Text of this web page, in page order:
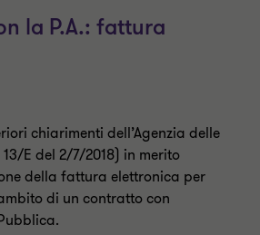
la P.A.: fattura
chiarimenti dell’Agenzia delle
E del 2/7/2018) in merito
della fattura elettronica per
di un contratto con